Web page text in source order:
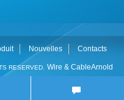
Nouvelles Contacts
RESERVED. Wire & CableArnold